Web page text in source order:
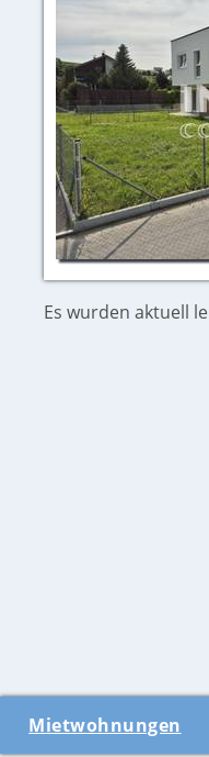
Es wurden aktuell
Mietwohnungen